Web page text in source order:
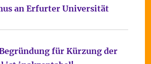
an Erfurter Universität
für Kürzung der